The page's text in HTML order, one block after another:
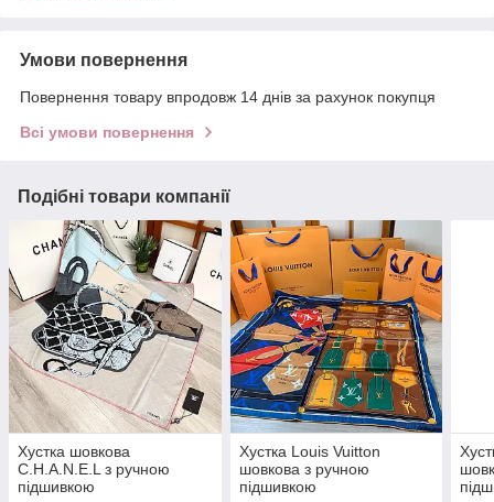
Умови повернення
Повернення товару впродовж 14 днів за рахунок покупця
Всі умови повернення
Подібні товари компанії
Хустка шовкова
C.H.A.N.E.L з ручною
підшивкою
Хустка Louis Vuitton
шовкова з ручною
підшивкою